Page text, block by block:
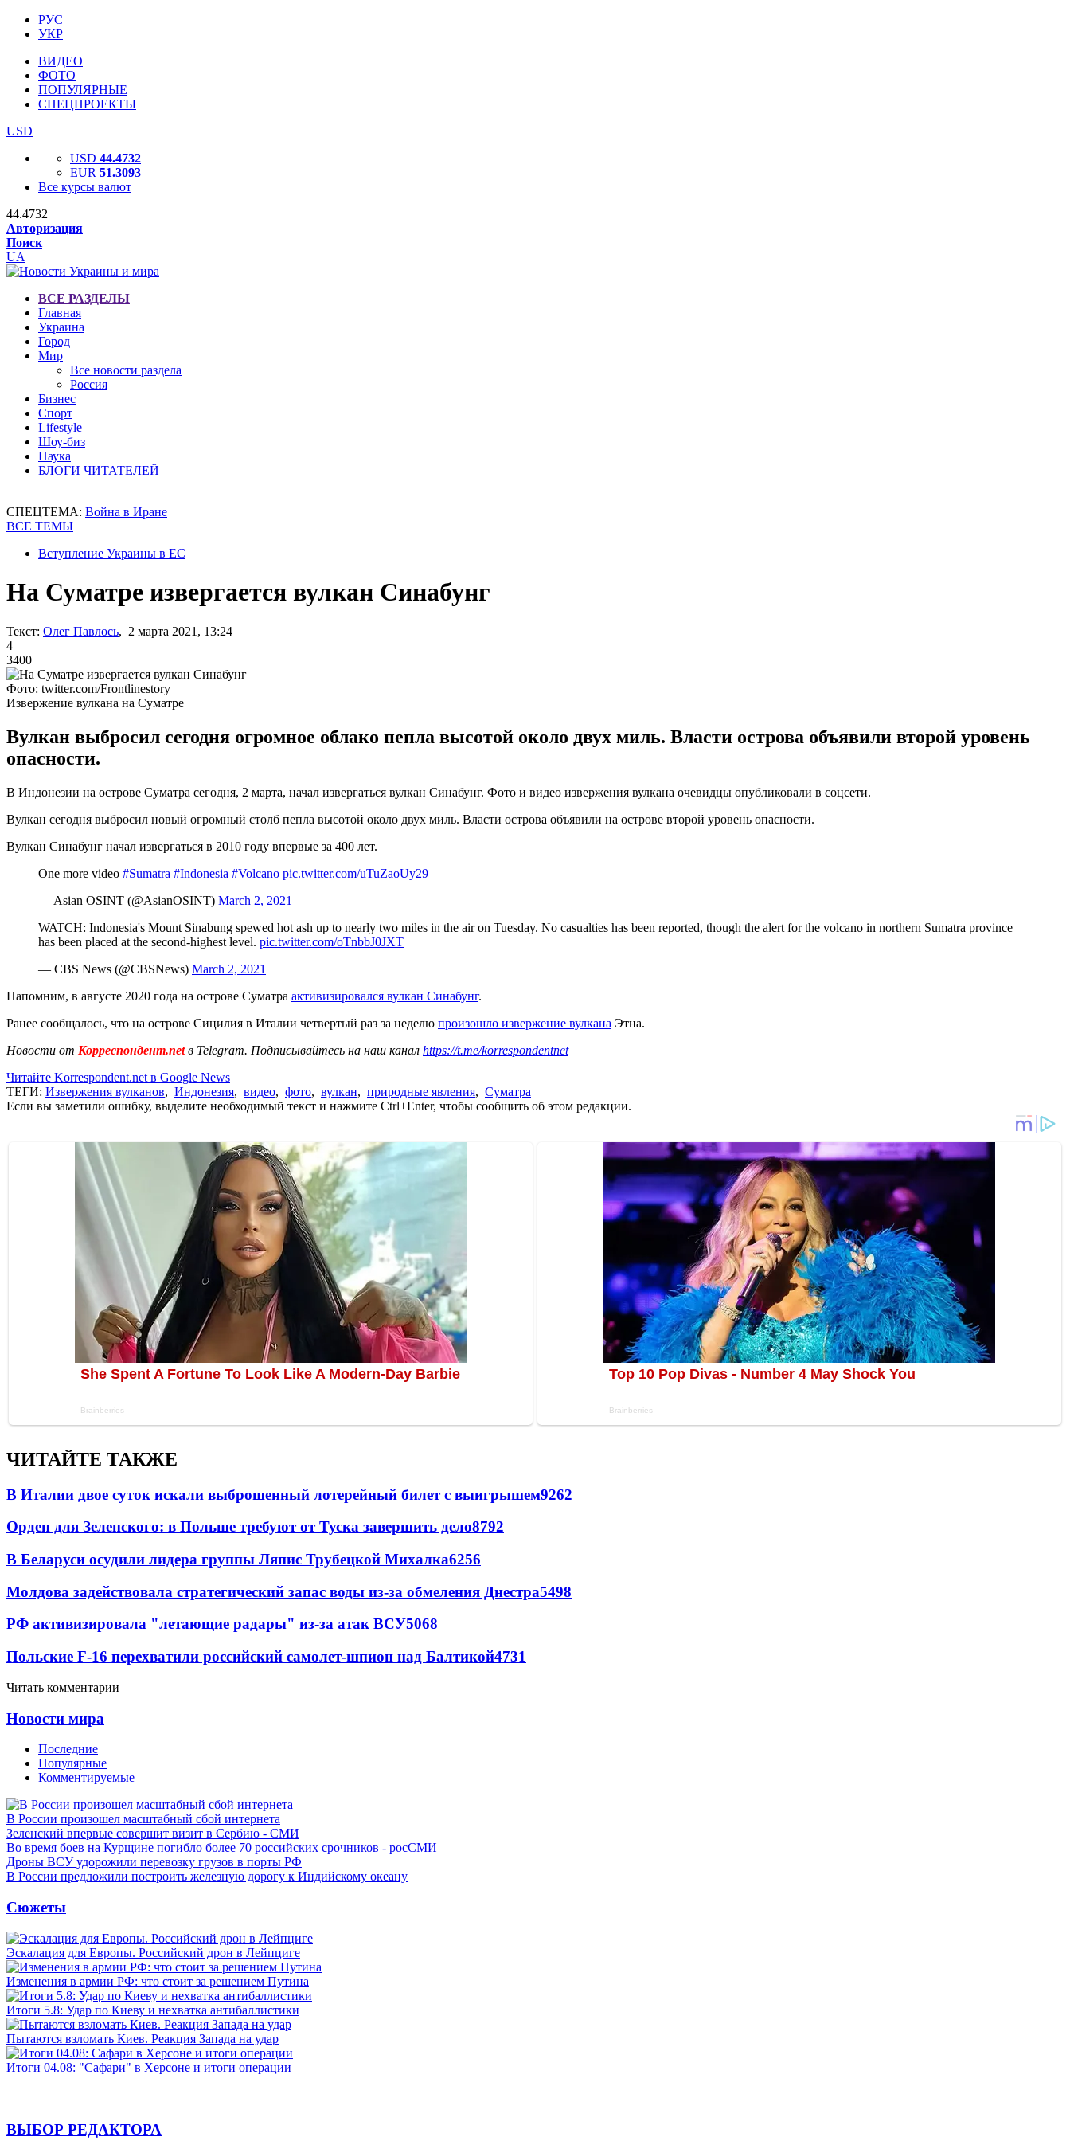
РУС
УКР
ВИДЕО
ФОТО
ПОПУЛЯРНЫЕ
СПЕЦПРОЕКТЫ
USD
USD 44.4732
EUR 51.3093
Все курсы валют
44.4732
Авторизация
Поиск
UA
ВСЕ РАЗДЕЛЫ
Главная
Украина
Город
Мир
Все новости раздела
Россия
Бизнес
Спорт
Lifestyle
Шоу-биз
Наука
БЛОГИ ЧИТАТЕЛЕЙ
СПЕЦТЕМА: Война в Иране
ВСЕ ТЕМЫ
Вступление Украины в ЕС
На Суматре извергается вулкан Синабунг
Текст: Олег Павлось, 2 марта 2021, 13:24
4
3400
Фото: twitter.com/Frontlinestory
Извержение вулкана на Суматре
Вулкан выбросил сегодня огромное облако пепла высотой около двух миль. Власти острова объявили второй уровень
опасности.
В Индонезии на острове Суматра сегодня, 2 марта, начал извергаться вулкан Синабунг. Фото и видео извержения вулкана очевидцы опубликовали в соцсети.
Вулкан сегодня выбросил новый огромный столб пепла высотой около двух миль. Власти острова объявили на острове второй уровень опасности.
Вулкан Синабунг начал извергаться в 2010 году впервые за 400 лет.
One more video #Sumatra #Indonesia #Volcano pic.twitter.com/uTuZaoUy29
— Asian OSINT (@AsianOSINT) March 2, 2021
WATCH: Indonesia's Mount Sinabung spewed hot ash up to nearly two miles in the air on Tuesday. No casualties has been reported, though the alert for the volcano in northern Sumatra province
has been placed at the second-highest level. pic.twitter.com/oTnbbJ0JXT
— CBS News (@CBSNews) March 2, 2021
Напомним, в августе 2020 года на острове Суматра активизировался вулкан Синабунг.
Ранее сообщалось, что на острове Сицилия в Италии четвертый раз за неделю произошло извержение вулкана Этна.
Новости от Корреспондент.netв Telegram. Подписывайтесь на наш канал https://t.me/korrespondentnet
Читайте Korrespondent.net в Google News
ТЕГИ: Извержения вулканов, Индонезия, видео, фото, вулкан, природные явления, Суматра
Если вы заметили ошибку, выделите необходимый текст и нажмите Ctrl+Enter, чтобы сообщить об этом редакции.
ЧИТАЙТЕ ТАКЖЕ
В Италии двое суток искали выброшенный лотерейный билет с выигрышем9262
Орден для Зеленского: в Польше требуют от Туска завершить дело8792
В Беларуси осудили лидера группы Ляпис Трубецкой Михалка6256
Молдова задействовала стратегический запас воды из-за обмеления Днестра5498
РФ активизировала "летающие радары" из-за атак ВСУ5068
Польские F-16 перехватили российский самолет-шпион над Балтикой4731
Читать комментарии
Новости мира
Последние
Популярные
Комментируемые
В России произошел масштабный сбой интернета
Зеленский впервые совершит визит в Сербию - СМИ
Во время боев на Курщине погибло более 70 российских срочников - росСМИ
Дроны ВСУ удорожили перевозку грузов в порты РФ
В России предложили построить железную дорогу к Индийскому океану
Сюжеты
Эскалация для Европы. Российский дрон в Лейпциге
Изменения в армии РФ: что стоит за решением Путина
Итоги 5.8: Удар по Киеву и нехватка антибаллистики
Пытаются взломать Киев. Реакция Запада на удар
Итоги 04.08: "Сафари" в Херсоне и итоги операции
ВЫБОР РЕДАКТОРА